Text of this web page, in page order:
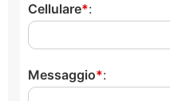
Cellulare :
Messaggio :